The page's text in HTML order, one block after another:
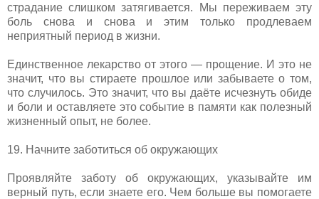
страдание слишком затягивается. Мы переживаем эту
боль снова и снова и этим только продлеваем
неприятный период в жизни.
Единственное лекарство от этого — прощение. И это не
значит, что вы стираете прошлое или забываете о том,
что случилось. Это значит, что вы даёте исчезнуть обиде
и боли и оставляете это событие в памяти как полезный
жизненный опыт, не более.
19. Начните заботиться об окружающих
Проявляйте заботу об окружающих, указывайте им
верный путь, если знаете его. Чем больше вы помогаете